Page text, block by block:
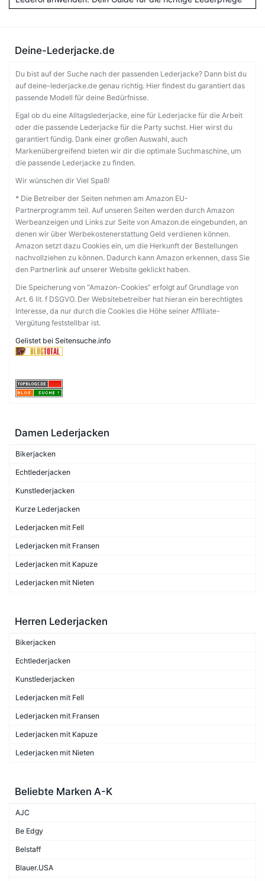
Deine-Lederjacke.de
Du bist auf der Suche nach der passenden Lederjacke? Dann bist du
auf deine-lederjacke.de genau richtig. Hier findest du garantiert das
passende Modell für deine Bedürfnisse.
Egal ob du eine Alltagslederjacke, eine für Lederjacke für die Arbeit
oder die passende Lederjacke für die Party suchst. Hier wirst du
garantiert fündig. Dank einer großen Auswahl, auch
Markenübergreifend bieten wir dir die optimale Suchmaschine, um
die passende Lederjacke zu finden.
Wir wünschen dir Viel Spaß!
* Die Betreiber der Seiten nehmen am Amazon EU-
Partnerprogramm teil. Auf unseren Seiten werden durch Amazon
Werbeanzeigen und Links zur Seite von Amazon.de eingebunden, an
denen wir über Werbekostenerstattung Geld verdienen können.
Amazon setzt dazu Cookies ein, um die Herkunft der Bestellungen
nachvollziehen zu können. Dadurch kann Amazon erkennen, dass Sie
den Partnerlink auf unserer Website geklickt haben.
Die Speicherung von “Amazon-Cookies” erfolgt auf Grundlage von
Art. 6 lit. f DSGVO. Der Websitebetreiber hat hieran ein berechtigtes
Interesse, da nur durch die Cookies die Höhe seiner Affiliate-
Vergütung feststellbar ist.
Gelistet bei Seitensuche.info
Damen Lederjacken
Bikerjacken
Echtlederjacken
Kunstlederjacken
Kurze Lederjacken
Lederjacken mit Fell
Lederjacken mit Fransen
Lederjacken mit Kapuze
Lederjacken mit Nieten
Herren Lederjacken
Bikerjacken
Echtlederjacken
Kunstlederjacken
Lederjacken mit Fell
Lederjacken mit Fransen
Lederjacken mit Kapuze
Lederjacken mit Nieten
Beliebte Marken A-K
AJC
Be Edgy
Belstaff
Blauer.USA